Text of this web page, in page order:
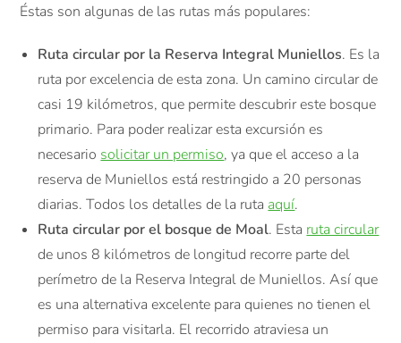
Éstas son algunas de las rutas más populares:
Ruta circular por la Reserva Integral Muniellos. Es la
ruta por excelencia de esta zona. Un camino circular de
casi 19 kilómetros, que permite descubrir este bosque
primario. Para poder realizar esta excursión es
necesario solicitar un permiso, ya que el acceso a la
reserva de Muniellos está restringido a 20 personas
diarias. Todos los detalles de la ruta aquí.
Ruta circular por el bosque de Moal. Esta ruta circular
de unos 8 kilómetros de longitud recorre parte del
perímetro de la Reserva Integral de Muniellos. Así que
es una alternativa excelente para quienes no tienen el
permiso para visitarla. El recorrido atraviesa un